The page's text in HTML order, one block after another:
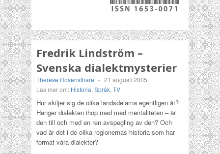
Fredrik Lindström –
Svenska dialektmysterier
Therese Rosensthare - 21 augusti 2005
Läs mer om: Historia, Språk, TV
Hur skiljer sig de olika landsdelarna egentligen åt?
Hänger dialekten ihop med med mentaliteten – är
den till och med en ren avspegling av den? Och
vad är det i de olika regionernas historia som har
format våra dialekter?